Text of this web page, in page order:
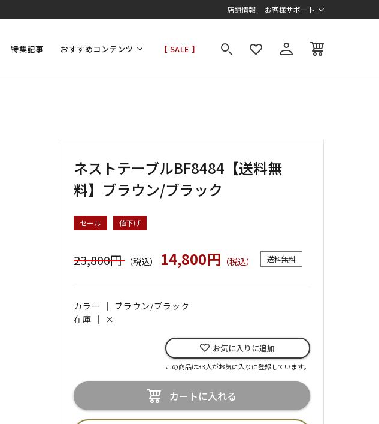
店舗情報 お客様サポート
特集記事 おすすめコンテンツ 【 SALE 】
ネストテーブルBF8484【送料無
料】ブラウン/ブラック
セール 値下げ
23,800円（税込） 14,800円 （税込） 送料無料
カラー ｜ ブラウン/ブラック
在庫 ｜ ×
お気に入りに追加
この商品は33人がお気に入りに登録しています。
カートに入れる